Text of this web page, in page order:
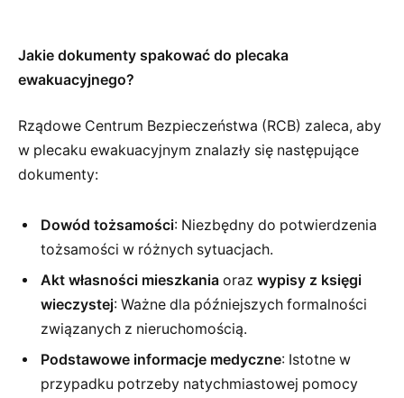
Jakie dokumenty spakować do plecaka
ewakuacyjnego?
Rządowe Centrum Bezpieczeństwa (RCB) zaleca, aby
w plecaku ewakuacyjnym znalazły się następujące
dokumenty:
Dowód tożsamości: Niezbędny do potwierdzenia
tożsamości w różnych sytuacjach.
Akt własności mieszkania oraz wypisy z księgi
wieczystej: Ważne dla późniejszych formalności
związanych z nieruchomością.
Podstawowe informacje medyczne: Istotne w
przypadku potrzeby natychmiastowej pomocy